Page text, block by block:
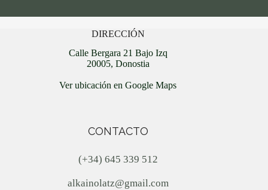
DIRECCIÓN
Calle Bergara 21 Bajo Izq
20005, Donostia
Ver ubicación en Google Maps
CONTACTO
(+34) 645 339 512
alkainolatz@gmail.com